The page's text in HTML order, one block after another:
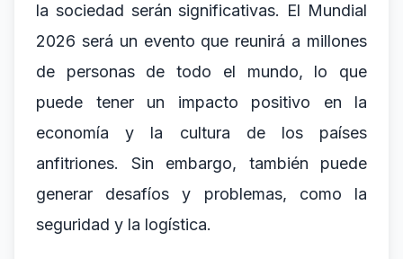
la sociedad serán significativas. El Mundial
2026 será un evento que reunirá a millones
de personas de todo el mundo, lo que
puede tener un impacto positivo en la
economía y la cultura de los países
anfitriones. Sin embargo, también puede
generar desafíos y problemas, como la
seguridad y la logística.